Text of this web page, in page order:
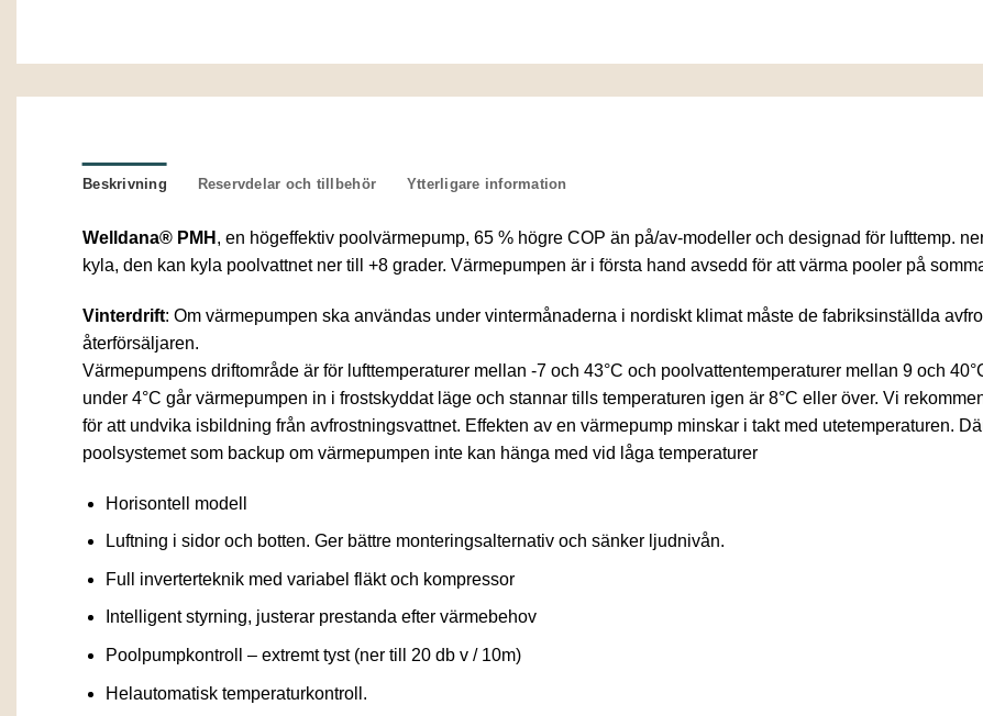
Beskrivning Reservdelar och tillbehör Ytterligare information
Welldana® PMH , en högeffektiv poolvärmepump, 65 % högre COP än på/av-modeller och designad för lufttemp.
kyla, den kan kyla poolvattnet ner till +8 grader. Värmepumpen är i första hand avsedd för att värma pooler på
Vinterdrift: Om värmepumpen ska användas under vintermånaderna i nordiskt klimat måste de fabriksinställda
återförsäljaren.
Värmepumpens driftområde är för lufttemperaturer mellan -7 och 43°C och poolvattentemperaturer mellan 9 och
under 4°C går värmepumpen in i frostskyddat läge och stannar tills temperaturen igen är 8°C eller över. Vi
för att undvika isbildning från avfrostningsvattnet. Effekten av en värmepump minskar i takt med utetemperaturen.
poolsystemet som backup om värmepumpen inte kan hänga med vid låga temperaturer
Horisontell modell
Luftning i sidor och botten. Ger bättre monteringsalternativ och sänker ljudnivån.
Full inverterteknik med variabel fläkt och kompressor
Intelligent styrning, justerar prestanda efter värmebehov
Poolpumpkontroll – extremt tyst (ner till 20 db v / 10m)
Helautomatisk temperaturkontroll.